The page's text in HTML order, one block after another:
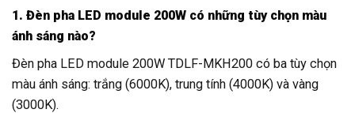
1. Đèn pha LED module 200W có những tùy chọn màu
ánh sáng nào?
Đèn pha LED module 200W TDLF-MKH200 có ba tùy chọn
màu ánh sáng: trắng (6000K), trung tính (4000K) và vàng
(3000K).